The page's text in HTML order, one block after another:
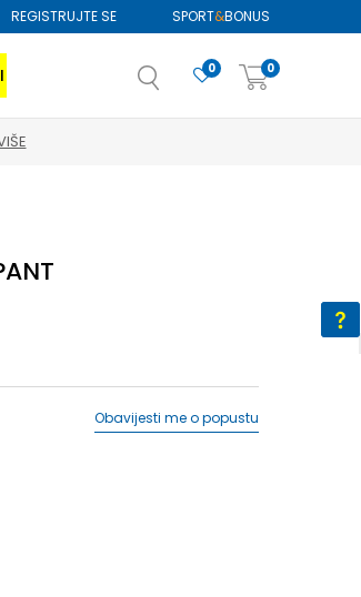
SPORT&BONUS
REGISTRUJTE SE
0
0
Obavijesti me o popustu